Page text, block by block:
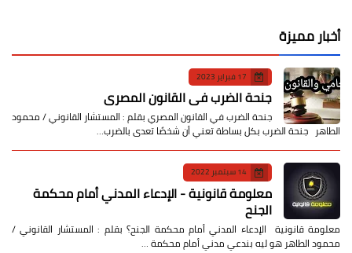
أخبار مميزة
17 فبراير 2023
جنحة الضرب في القانون المصري
جنحة الضرب في القانون المصري بقلم : المستشار القانوني / محمود
الطاهر جنحة الضرب بكل بساطة تعني أن شخصًا تعدى بالضرب…
14 سبتمبر 2022
معلومة قانونية - الإدعاء المدني أمام محكمة
الجنح
معلومة قانونية الإدعاء المدني أمام محكمة الجنح؟ بقلم : المستشار القانوني /
محمود الطاهر هو ليه بندعي مدني أمام محكمة …